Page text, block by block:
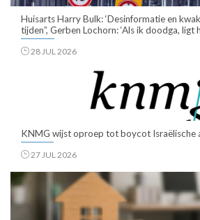
Huisarts Harry Bulk: ‘Desinformatie en
tijden”, Gerben Lochorn: ‘Als ik doodga, ligt
28 JUL 2026
KNMG wijst oproep tot boycot Israëlische
27 JUL 2026